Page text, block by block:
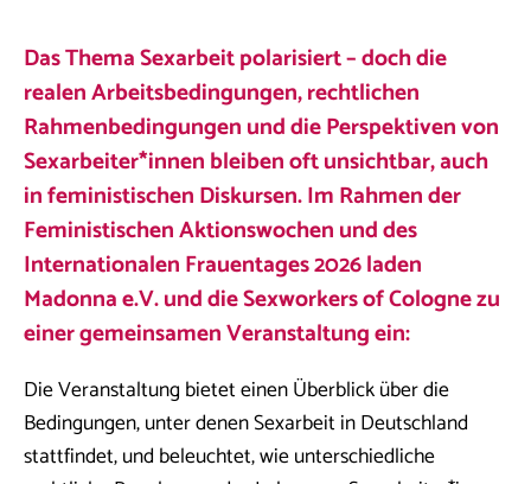
Das Thema Sexarbeit polarisiert – doch die
realen Arbeitsbedingungen, rechtlichen
Rahmenbedingungen und die Perspektiven von
Sexarbeiter*innen bleiben oft unsichtbar, auch
in feministischen Diskursen. Im Rahmen der
Feministischen Aktionswochen und des
Internationalen Frauentages 2026 laden
Madonna e.V. und die Sexworkers of Cologne zu
einer gemeinsamen Veranstaltung ein:
Die Veranstaltung bietet einen Überblick über die
Bedingungen, unter denen Sexarbeit in Deutschland
stattfindet, und beleuchtet, wie unterschiedliche